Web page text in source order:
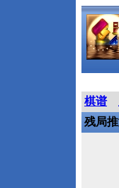
棋谱
残局